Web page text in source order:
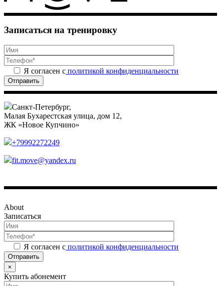
Записаться на тренировку
Я согласен с политикой конфиденциальности
Отправить
Санкт-Петербург,
Малая Бухарестская улица, дом 12,
ЖК «Новое Купчино»
+79992272249
fit.move@yandex.ru
About
Записаться
Я согласен с политикой конфиденциальности
Отправить
×
Купить абонемент